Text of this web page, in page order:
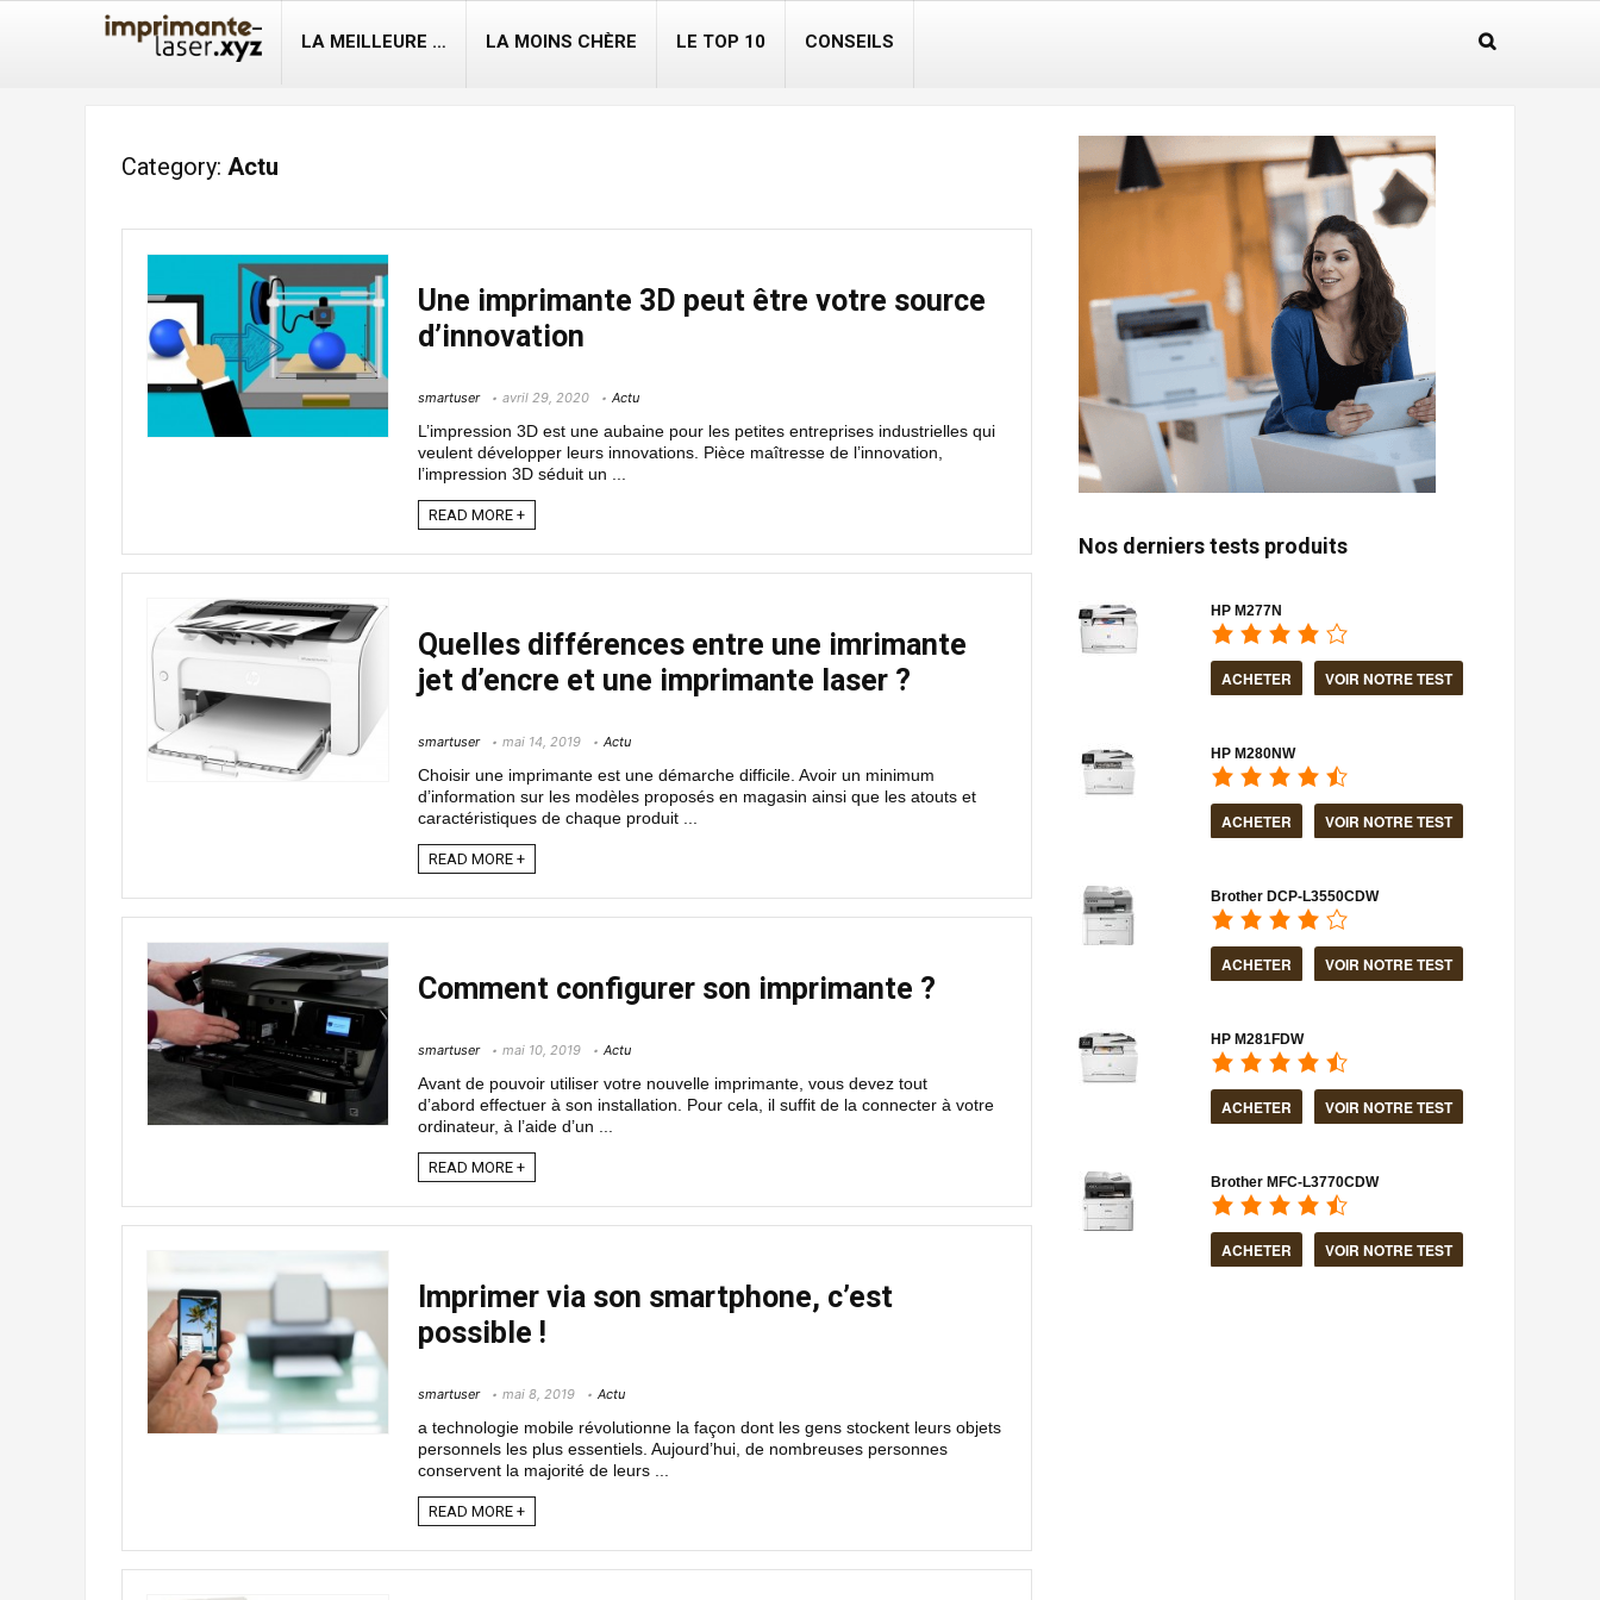
LA MEILLEURE … LA MOINS CHÈRE LE TOP 10 CONSEILS
Category: Actu
Une imprimante 3D peut être votre source
d’innovation
smartuser avril 29, 2020 Actu
L’impression 3D est une aubaine pour les petites entreprises industrielles qui
veulent développer leurs innovations. Pièce maîtresse de l’innovation,
l’impression 3D séduit un ...
READ MORE +
Quelles différences entre une imrimante
jet d’encre et une imprimante laser ?
smartuser mai 14, 2019 Actu
Choisir une imprimante est une démarche difficile. Avoir un minimum
d’information sur les modèles proposés en magasin ainsi que les atouts et
caractéristiques de chaque produit ...
READ MORE +
Comment configurer son imprimante ?
smartuser mai 10, 2019 Actu
Avant de pouvoir utiliser votre nouvelle imprimante, vous devez tout
d’abord effectuer à son installation. Pour cela, il suffit de la connecter à votre
ordinateur, à l’aide d’un ...
READ MORE +
Imprimer via son smartphone, c’est
possible !
smartuser mai 8, 2019 Actu
a technologie mobile révolutionne la façon dont les gens stockent leurs objets
personnels les plus essentiels. Aujourd’hui, de nombreuses personnes
conservent la majorité de leurs ...
READ MORE +
Nos derniers tests produits
HP M277N
ACHETER VOIR NOTRE TEST
HP M280NW
ACHETER VOIR NOTRE TEST
Brother DCP-L3550CDW
ACHETER VOIR NOTRE TEST
HP M281FDW
ACHETER VOIR NOTRE TEST
Brother MFC-L3770CDW
ACHETER VOIR NOTRE TEST